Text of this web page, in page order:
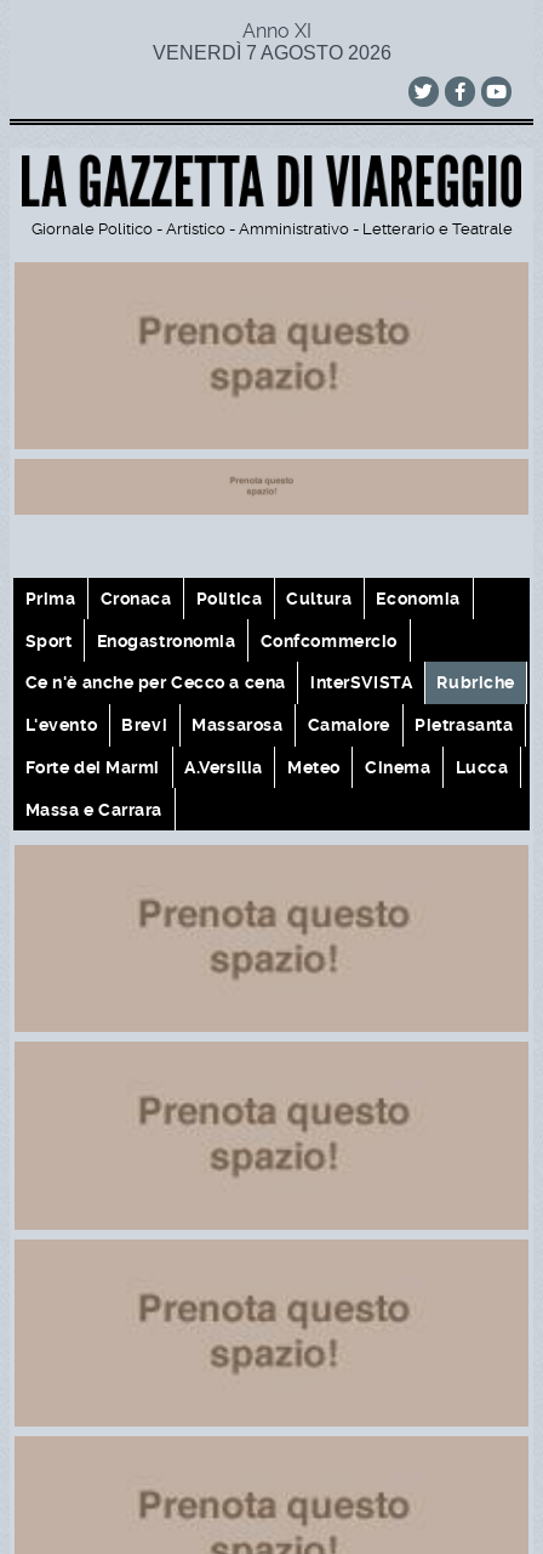
Anno XI
VENERDÌ 7 AGOSTO 2026
Giornale Politico - Artistico - Amministrativo - Letterario e Teatrale
Prima Cronaca Politica Cultura Economia
Sport Enogastronomia Confcommercio
Ce n'è anche per Cecco a cena interSVISTA Rubriche
L'evento Brevi Massarosa Camaiore Pietrasanta
Forte dei Marmi A.Versilia Meteo Cinema Lucca
Massa e Carrara